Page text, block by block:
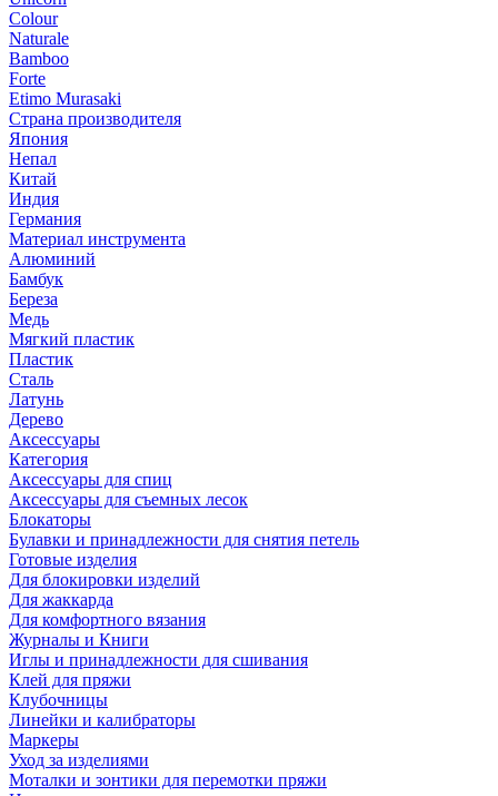
Colour
Naturale
Bamboo
Forte
Etimo Murasaki
Страна производителя
Япония
Непал
Китай
Индия
Германия
Материал инструмента
Алюминий
Бамбук
Береза
Медь
Мягкий пластик
Пластик
Сталь
Латунь
Дерево
Аксессуары
Категория
Аксессуары для спиц
Аксессуары для съемных лесок
Блокаторы
Булавки и принадлежности для снятия петель
Готовые изделия
Для блокировки изделий
Для жаккарда
Для комфортного вязания
Журналы и Книги
Иглы и принадлежности для сшивания
Клей для пряжи
Клубочницы
Линейки и калибраторы
Маркеры
Уход за изделиями
Моталки и зонтики для перемотки пряжи